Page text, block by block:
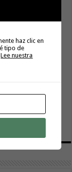
haz clic en
tipo de
Lee nuestra